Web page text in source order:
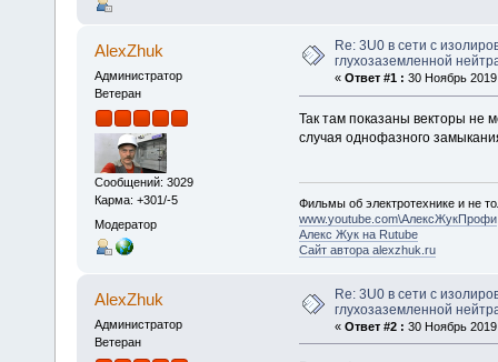
AlexZhuk
Администратор
Ветеран
Сообщений: 3029
Карма: +301/-5
Модератор
Re: 3U0 в сети с
глухозаземленной
« Ответ #1 : 30 Ноябрь
Так там показаны векторы
случая однофазного
Фильмы об электротехнике и не
www.youtube.com\АлексЖукПрофи
Алекс Жук на Rutube
Сайт автора alexzhuk.ru
AlexZhuk
Администратор
Ветеран
Re: 3U0 в сети с
глухозаземленной
« Ответ #2 : 30 Ноябрь